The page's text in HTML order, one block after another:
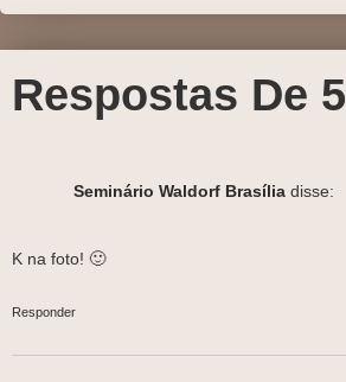
Respostas De 5
Seminário Waldorf Brasília disse:
K na foto! 🙂
Responder